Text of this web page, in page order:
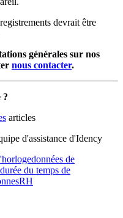
devrait être
générales sur nos
nous contacter.
?
articles
d'assistance d'Idency
données de
durée du temps de